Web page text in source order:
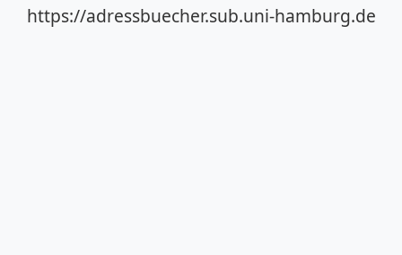
https://adressbuecher.sub.uni-hamburg.de